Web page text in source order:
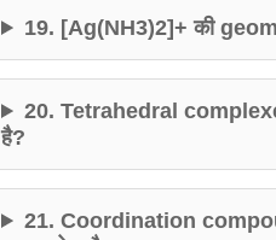
19. [Ag(NH3)2]+ की
20. Tetrahedral
है?
21. Coordination